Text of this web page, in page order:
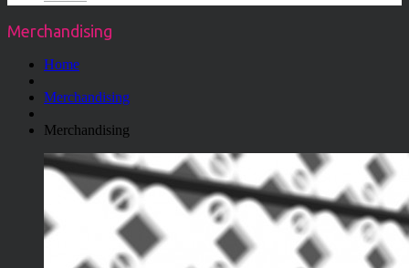
Merchandising
Home
Merchandising
Merchandising